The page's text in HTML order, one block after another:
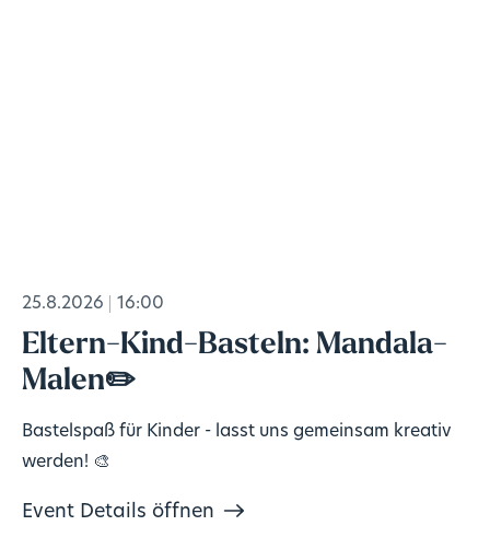
25.8.2026 16:00
Eltern-Kind-Basteln: Mandala-
Malen✏️
Bastelspaß für Kinder - lasst uns gemeinsam kreativ
werden! 🎨
Event Details öffnen